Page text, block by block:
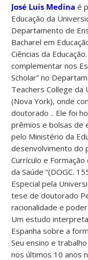
José Luis Medina é
Educação da
Departamento de
Bacharel em
Ciências da
complementar nos
Scholar” no
Teachers College da
(Nova York), onde
doutorado .. Ele foi
prêmios e bolsas de
pelo Ministério da
desenvolvimento do
Currículo e
da Saúde “(DOGC.
Especial pela
tese de doutorado
racionalidade e
Um estudo
Espanha sobre a
Seu ensino e
nos últimos 10 anos